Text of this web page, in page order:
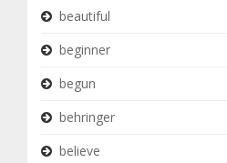
beautiful
beginner
begun
behringer
believe